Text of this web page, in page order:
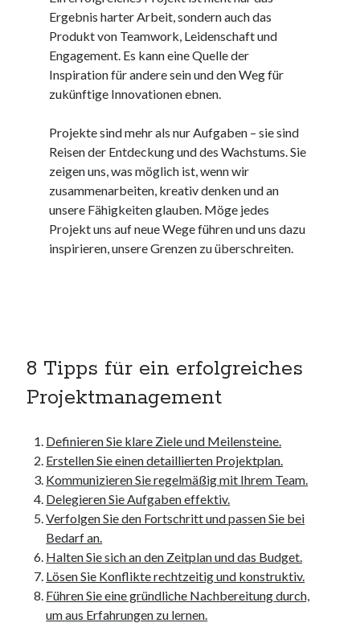
ferienhaus
ferienwohnung
ferienwohnung mit pflegebett nordsee
ferienwohnungen
grundschule
gymnasium
kultur
kunst und handwerk
osze
privatumzug
rollstuhlgerechte ferienwohnung
sportunterricht
türmaße
typo3
umzugskartons
Uncategorized
unterkunft
unterkünfte
websiten
wordpress
Ergebnis harter Arbeit, sondern auch das
Produkt von Teamwork, Leidenschaft und
Engagement. Es kann eine Quelle der
Inspiration für andere sein und den Weg für
zukünftige Innovationen ebnen.
Projekte sind mehr als nur Aufgaben – sie sind
Reisen der Entdeckung und des Wachstums. Sie
zeigen uns, was möglich ist, wenn wir
zusammenarbeiten, kreativ denken und an
unsere Fähigkeiten glauben. Möge jedes
Projekt uns auf neue Wege führen und uns dazu
inspirieren, unsere Grenzen zu überschreiten.
8 Tipps für ein erfolgreiches
Projektmanagement
Definieren Sie klare Ziele und Meilensteine.
Erstellen Sie einen detaillierten Projektplan.
Kommunizieren Sie regelmäßig mit Ihrem Team.
Delegieren Sie Aufgaben effektiv.
Verfolgen Sie den Fortschritt und passen Sie bei
Bedarf an.
Halten Sie sich an den Zeitplan und das Budget.
Lösen Sie Konflikte rechtzeitig und konstruktiv.
Führen Sie eine gründliche Nachbereitung durch,
um aus Erfahrungen zu lernen.